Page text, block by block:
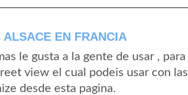
EN FRANCIA
le gusta a la gente de usar , para
view el cual podeis usar con las
desde esta pagina.